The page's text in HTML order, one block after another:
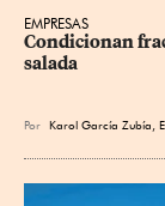
EMPRESAS
Condicionan
salada
Por Karol García Zubía,